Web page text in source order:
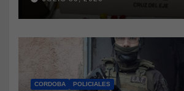
marihuana a la cárcel
CORDOBA POLICIALES